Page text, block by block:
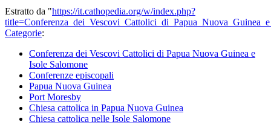
Estratto da "https://it.cathopedia.org/w/index.php?
Categorie:
Conferenza dei Vescovi Cattolici di Papua Nuova Guinea e
Isole Salomone
Conferenze episcopali
Papua Nuova Guinea
Port Moresby
Chiesa cattolica in Papua Nuova Guinea
Chiesa cattolica nelle Isole Salomone